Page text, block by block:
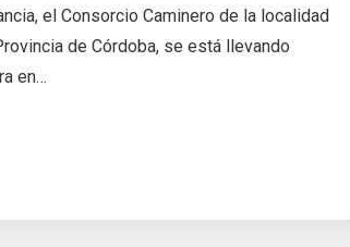
el Consorcio Caminero de la localidad
de Córdoba, se está llevando
en…